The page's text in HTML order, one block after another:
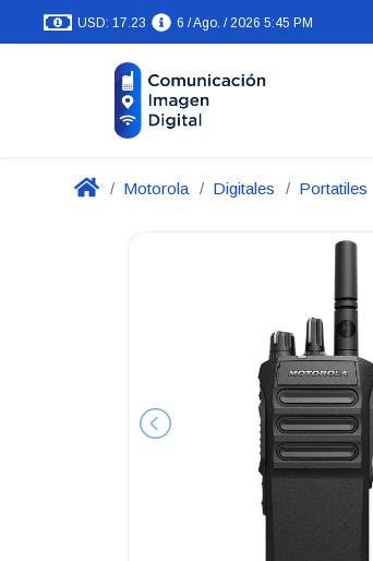
USD: 17.23 6 / Ago. / 2026 5:45 PM
Motorola Digitales Portatiles